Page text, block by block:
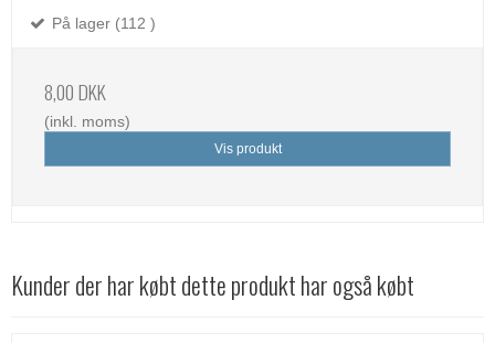
På lager (112 )
8,00 DKK
(inkl. moms)
Vis produkt
Kunder der har købt dette produkt har også købt